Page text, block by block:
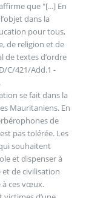
que "[...] En
dans la
pour tous,
de religion et de
de textes d’ordre
C/421/Add.1 -
se fait dans la
Mauritaniens. En
de
pas tolérée. Les
souhaitent
et dispenser à
et de civilisation
à ces vœux.